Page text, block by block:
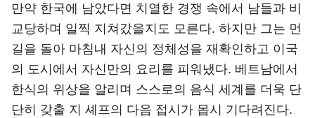
만약 한국에 남았다면 치열한 경쟁 속에서 남들과 비
교당하며 일찍 지쳐갔을지도 모른다. 하지만 그는 먼
길을 돌아 마침내 자신의 정체성을 재확인하고 이국
의 도시에서 자신만의 요리를 피워냈다. 베트남에서
한식의 위상을 알리며 스스로의 음식 세계를 더욱 단
단히 갖출 지 셰프의 다음 접시가 몹시 기다려진다.